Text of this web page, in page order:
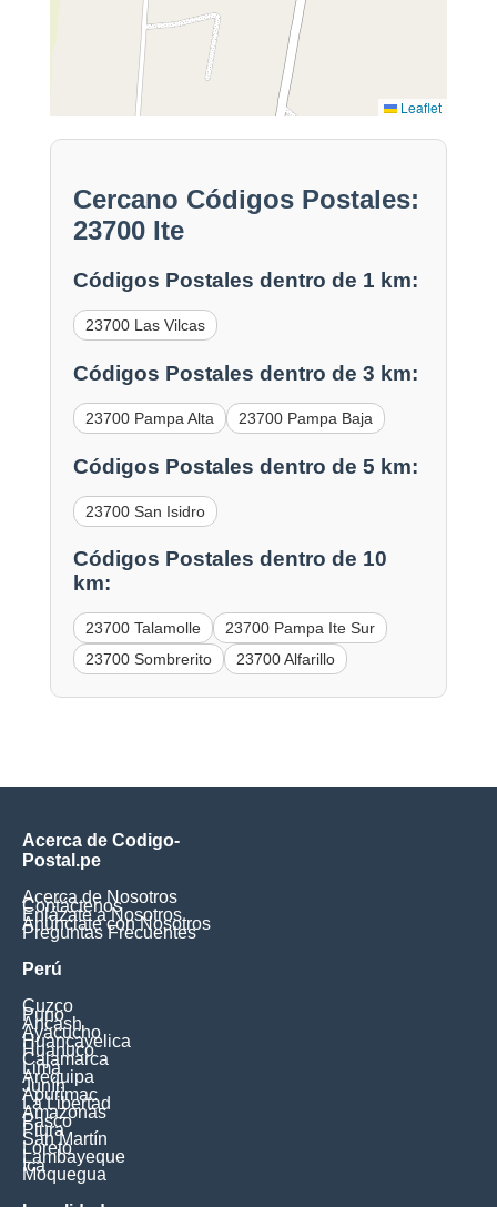
Leaflet
Cercano Códigos Postales:
23700 Ite
Códigos Postales dentro de 1 km:
23700 Las Vilcas
Códigos Postales dentro de 3 km:
23700 Pampa Alta 23700 Pampa Baja
Códigos Postales dentro de 5 km:
23700 San Isidro
Códigos Postales dentro de 10
km:
23700 Talamolle
23700 Pampa Ite Sur
23700 Sombrerito
23700 Alfarillo
Acerca de Codigo-
Postal.pe
Acerca de Nosotros
Contáctenos
Enlázate a Nosotros
Anúnciate con Nosotros
Preguntas Frecuentes
Perú
Cuzco
Puno
Ancash
Ayacucho
Huancavelica
Huanuco
Cajamarca
Lima
Arequipa
Junín
Apurimac
La Libertad
Amazonas
Pasco
Piura
San Martín
Loreto
Lambayeque
Ica
Moquegua